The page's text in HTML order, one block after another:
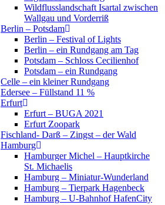
Wildflusslandschaft Isartal zwischen
Wallgau und Vorderriß
Berlin – Potsdam
Berlin – Festival of Lights
Berlin – ein Rundgang am Tag
Potsdam – Schloss Cecilienhof
Potsdam – ein Rundgang
Celle – ein kleiner Rundgang
Edersee – Füllstand 11 %
Erfurt
Erfurt – BUGA 2021
Erfurt Zoopark
Fischland- Darß – Zingst – der Wald
Hamburg
Hamburger Michel – Hauptkirche
St. Michaelis
Hamburg – Miniatur-Wunderland
Hamburg – Tierpark Hagenbeck
Hamburg – U-Bahnhof HafenCity